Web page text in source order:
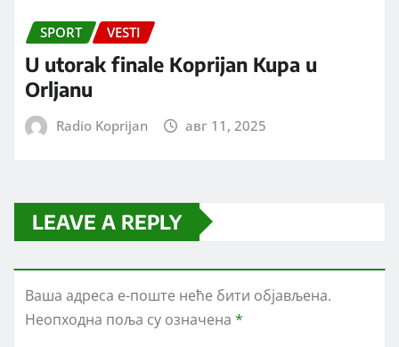
SPORT VESTI
U utorak finale Koprijan Kupa u
Orljanu
Radio Koprijan авг 11, 2025
LEAVE A REPLY
Ваша адреса е-поште неће бити објављена.
Неопходна поља су означена *